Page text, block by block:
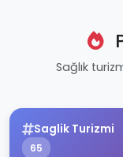
Sağlık
Saglik Turizmi
65